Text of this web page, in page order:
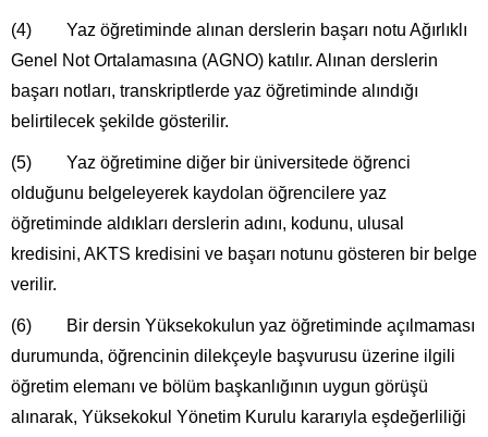
(4) Yaz öğretiminde alınan derslerin başarı notu Ağırlıklı
Genel Not Ortalamasına (AGNO) katılır. Alınan derslerin
başarı notları, transkriptlerde yaz öğretiminde alındığı
belirtilecek şekilde gösterilir.
(5) Yaz öğretimine diğer bir üniversitede öğrenci
olduğunu belgeleyerek kaydolan öğrencilere yaz
öğretiminde aldıkları derslerin adını, kodunu, ulusal
kredisini, AKTS kredisini ve başarı notunu gösteren bir belge
verilir.
(6) Bir dersin Yüksekokulun yaz öğretiminde açılmaması
durumunda, öğrencinin dilekçeyle başvurusu üzerine ilgili
öğretim elemanı ve bölüm başkanlığının uygun görüşü
alınarak, Yüksekokul Yönetim Kurulu kararıyla eşdeğerliliği